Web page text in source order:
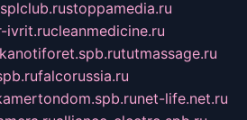
splclub.rustoppamedia.ru
ivrit.rucleanmedicine.ru
kanotiforet.spb.rututmassage.ru
falcorussia.ru
net-life.net.ru